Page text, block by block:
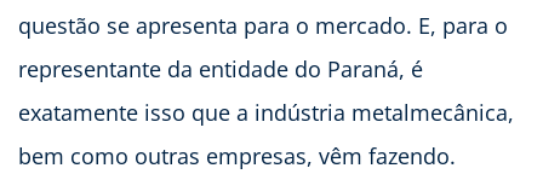
questão se apresenta para o mercado. E, para o
representante da entidade do Paraná, é
exatamente isso que a indústria metalmecânica,
bem como outras empresas, vêm fazendo.